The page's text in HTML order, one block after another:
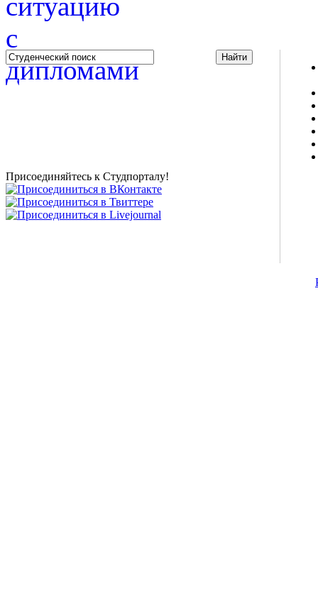
Studportal.net.ua - неофициальный студенческий сайт
Присоединяйтесь к Студпорталу!